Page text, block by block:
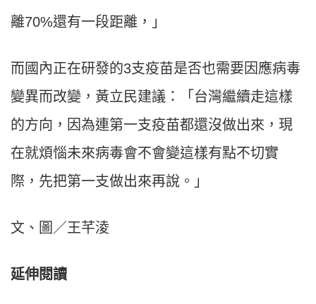
離70%還有一段距離，」
而國內正在研發的3支疫苗是否也需要因應病毒
變異而改變，黃立民建議：「台灣繼續走這樣
的方向，因為連第一支疫苗都還沒做出來，現
在就煩惱未來病毒會不會變這樣有點不切實
際，先把第一支做出來再說。」
文、圖／王芊淩
延伸閱讀